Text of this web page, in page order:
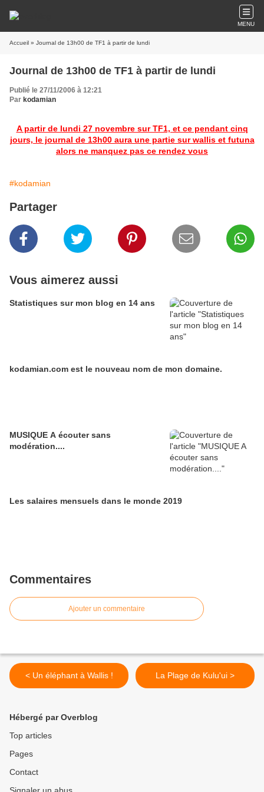
MENU
Accueil » Journal de 13h00 de TF1 à partir de lundi
Journal de 13h00 de TF1 à partir de lundi
Publié le 27/11/2006 à 12:21
Par kodamian
A partir de lundi 27 novembre sur TF1, et ce pendant cinq
jours, le journal de 13h00 aura une partie sur wallis et futuna
alors ne manquez pas ce rendez vous
#kodamian
Partager
Vous aimerez aussi
Statistiques sur mon blog en 14 ans
kodamian.com est le nouveau nom de mon domaine.
MUSIQUE A écouter sans
modération....
Les salaires mensuels dans le monde 2019
Commentaires
Ajouter un commentaire
< Un éléphant à Wallis ! La Plage de Kulu'ui >
Hébergé par Overblog
Top articles
Pages
Contact